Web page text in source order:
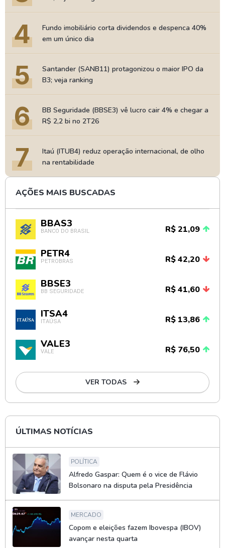
4
Fundo imobiliário corta dividendos e despenca 40%
em um único dia
5
Santander (SANB11) protagonizou o maior IPO da
B3; veja ranking
6
BB Seguridade (BBSE3) vê lucro cair 4% e chegar a
R$ 2,2 bi no 2T26
7
Itaú (ITUB4) reduz operação internacional, de olho
na rentabilidade
AÇÕES MAIS BUSCADAS
BBAS3
BANCO DO BRASIL R$ 21,09
PETR4
PETROBRAS R$ 42,20
BBSE3
BB SEGURIDADE R$ 41,60
ITSA4
ITAÚSA R$ 13,86
VALE3
VALE R$ 76,50
VER TODAS
ÚLTIMAS NOTÍCIAS
POLÍTICA
Alfredo Gaspar: Quem é o vice de Flávio
Bolsonaro na disputa pela Presidência
MERCADO
Copom e eleições fazem Ibovespa (IBOV)
avançar nesta quarta